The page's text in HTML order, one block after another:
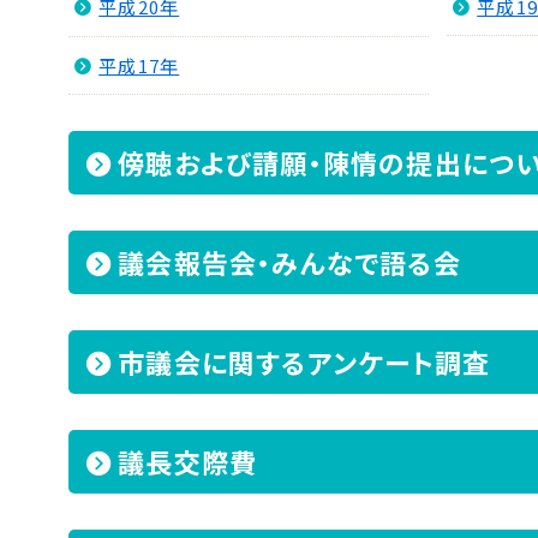
平成20年 平成
平成17年
傍聴および請願・陳情の提出につ
議会報告会・みんなで語る会
市議会に関するアンケート調査
議長交際費